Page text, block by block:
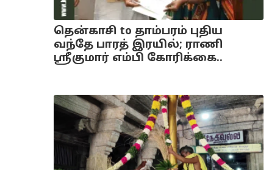
தென்காசி to தாம்பரம் புதிய
வந்தே பாரத் இரயில்; ராணி
ஸ்ரீகுமார் எம்பி கோரிக்கை..